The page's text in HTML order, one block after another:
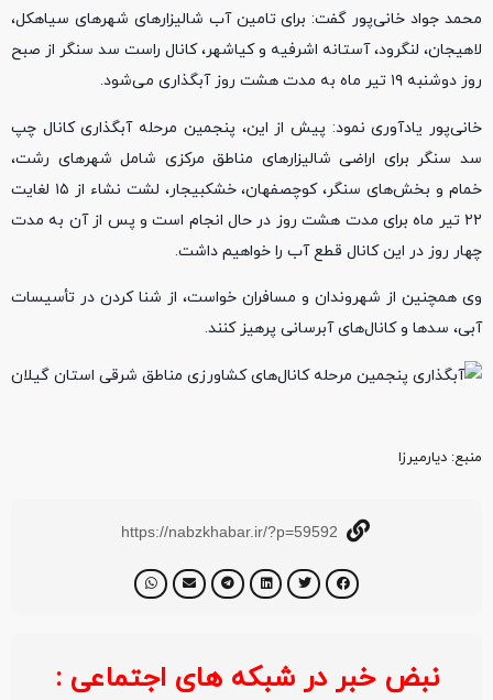
محمد جواد خانی‌پور گفت: برای تامین آب شالیزارهای شهرهای سیاهکل،
لاهیجان، لنگرود، آستانه اشرفیه و کیاشهر، کانال راست سد سنگر از صبح
روز دوشنبه ۱۹ تیر ماه به مدت هشت روز آبگذاری می‌شود.
خانی‌پور یادآوری نمود: پیش از این، پنجمین مرحله آبگذاری کانال چپ
سد سنگر برای اراضی شالیزارهای مناطق مرکزی شامل شهرهای رشت،
خمام و بخش‌های سنگر، کوچصفهان، خشکبیجار، لشت نشاء از ۱۵ لغایت
۲۲ تیر ماه برای مدت هشت روز در حال انجام است و پس از آن به مدت
چهار روز در این کانال قطع آب را خواهیم داشت.
وی همچنین از شهروندان و مسافران خواست، از شنا کردن در تأسیسات
آبی، سدها و کانال‌های آبرسانی پرهیز کنند.
منبع‌: دیارمیرزا
https://nabzkhabar.ir/?p=59592
نبض خبر در شبکه های اجتماعی : خبر